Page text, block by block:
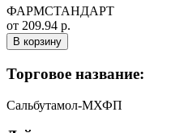
ФАРМСТАНДАРТ
от 209.94 р.
В корзину
Торговое название:
Сальбутамол-МХФП